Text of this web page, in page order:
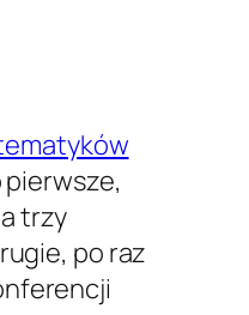
pierwsze,
trzy
po raz